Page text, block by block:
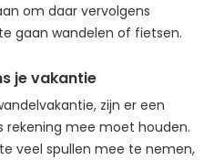
om daar vervolgens
gaan wandelen of fietsen.
je vakantie
zijn er een
rekening mee moet houden.
veel spullen mee te nemen,